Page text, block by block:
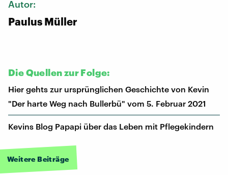
Autor:
Paulus Müller
Die Quellen zur Folge:
Hier gehts zur ursprünglichen Geschichte von Kevin
"Der harte Weg nach Bullerbü" vom 5. Februar 2021
Kevins Blog Papapi über das Leben mit Pflegekindern
Weitere Beiträge